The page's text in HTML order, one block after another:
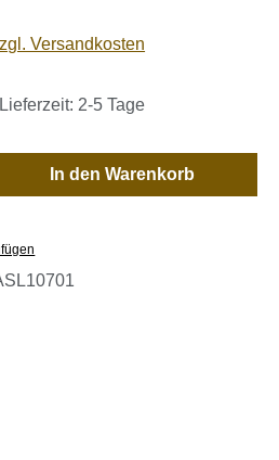
Versandkosten
2-5 Tage
Gib den
In den Warenkorb